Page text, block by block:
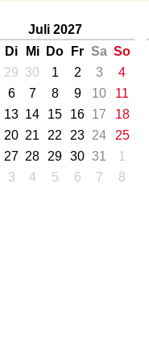
Juli 2027
Di Mi Do Fr Sa So
29 30 1 2 3
4
6 7 8 9 10
11
13 14 15 16 17
18
20 21 22 23 24
25
27 28 29 30 31
1
3 4 5 6 7 8